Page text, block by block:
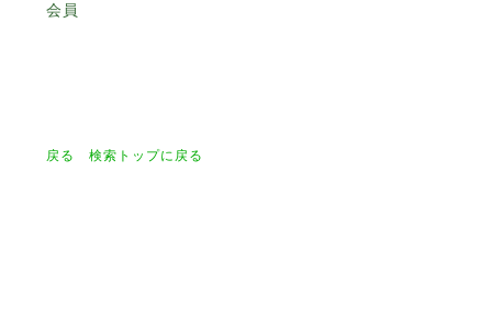
会員
戻る 検索トップに戻る